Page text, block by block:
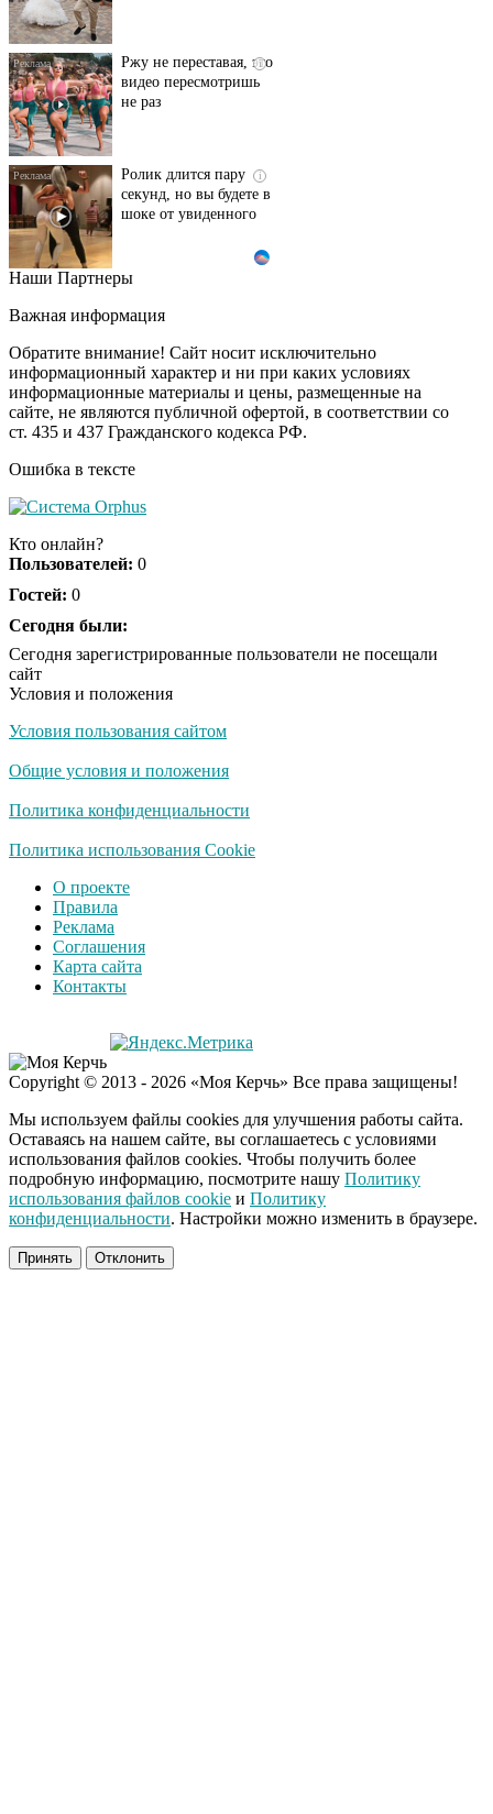
i
Ржу не переставая, это
видео пересмотришь
не раз
i
Ролик длится пару
секунд, но вы будете в
шоке от увиденного
Взломали Telegram
нашлось в переписках
i
Ролик из Омска: вы
будете смеяться долго
Королева вагона
Наши Партнеры
Важная информация
Обратите внимание! Сайт носит исключительно
информационный характер и ни при каких условиях
информационные материалы и цены, размещенные на
сайте, не являются публичной офертой, в соответствии со
ст. 435 и 437 Гражданского кодекса РФ.
Ошибка в тексте
Кто онлайн?
Пользователей: 0
Гостей: 0
Сегодня были:
Сегодня зарегистрированные пользователи не посещали
сайт
Условия и положения
Условия пользования сайтом
Общие условия и положения
Политика конфиденциальности
Политика использования Cookie
О проекте
Правила
Реклама
Соглашения
Карта сайта
Контакты
Copyright © 2013 - 2026 «Моя Керчь» Все права защищены!
Мы используем файлы cookies для улучшения работы сайта.
Оставаясь на нашем сайте, вы соглашаетесь с условиями
использования файлов cookies. Чтобы получить более
подробную информацию, посмотрите нашу Политику
использования файлов cookie и Политику
конфиденциальности. Настройки можно изменить в браузере.
Принять Отклонить